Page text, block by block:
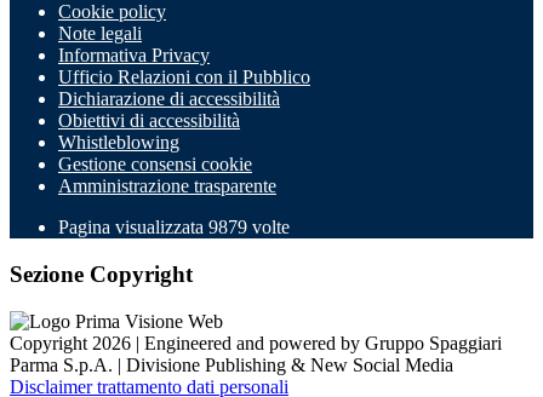
Cookie policy
Note legali
Informativa Privacy
Ufficio Relazioni con il Pubblico
Dichiarazione di accessibilità
Obiettivi di accessibilità
Whistleblowing
Gestione consensi cookie
Amministrazione trasparente
Pagina visualizzata 9879 volte
Sezione Copyright
Copyright 2026 | Engineered and powered by Gruppo Spaggiari
Parma S.p.A. | Divisione Publishing & New Social Media
Disclaimer trattamento dati personali